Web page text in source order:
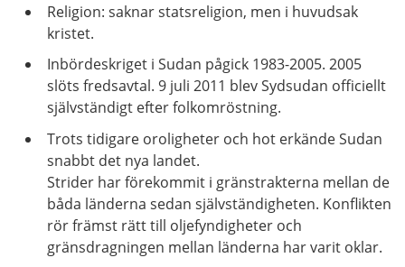
Religion: saknar statsreligion, men i huvudsak
kristet.
Inbördeskriget i Sudan pågick 1983-2005. 2005
slöts fredsavtal. 9 juli 2011 blev Sydsudan officiellt
självständigt efter folkomröstning.
Trots tidigare oroligheter och hot erkände Sudan
snabbt det nya landet.
Strider har förekommit i gränstrakterna mellan de
båda länderna sedan självständigheten. Konflikten
rör främst rätt till oljefyndigheter och
gränsdragningen mellan länderna har varit oklar.